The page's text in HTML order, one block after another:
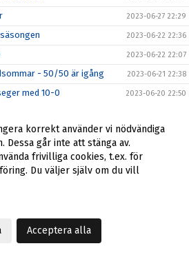
2023-06-27 22:29
2023-06-22 22:36
2023-06-22 22:07
- 50/50 är igång 2023-06-21 22:38
med 10-0 2023-06-20 22:50
i ”Midsommar 50/50” 2023-06-18 22:21
2023-06-17 15:39
mittpunkt? 2023-06-16 22:11
Haparanda
korrekt använder vi nödvändiga
Dessa går inte att stänga av.
frivilliga cookies, t.ex. för
Du väljer själv om du vill
Acceptera alla